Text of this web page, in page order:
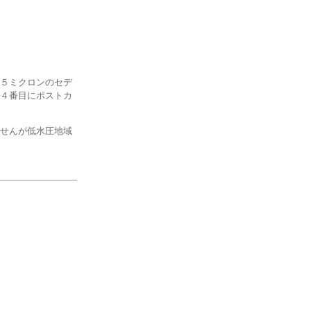
ミクロンのセデ
番目にポストカ
んが低水圧地域